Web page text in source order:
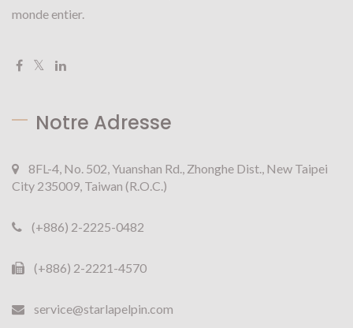
monde entier.
Notre Adresse
8FL-4, No. 502, Yuanshan Rd., Zhonghe Dist., New Taipei
City 235009, Taiwan (R.O.C.)
(+886) 2-2225-0482
(+886) 2-2221-4570
service@starlapelpin.com